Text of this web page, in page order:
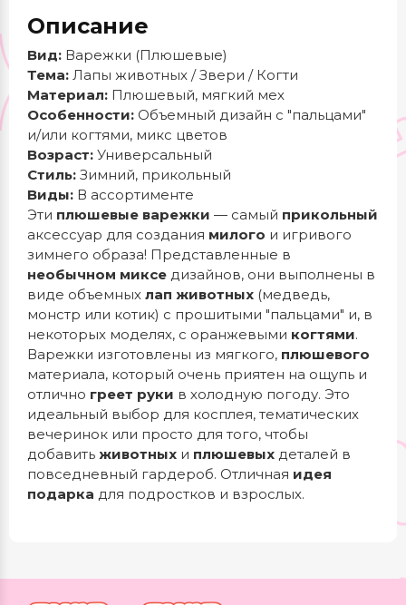
Описание
Вид: Варежки (Плюшевые)
Тема: Лапы животных / Звери / Когти
Материал: Плюшевый, мягкий мех
Особенности: Объемный дизайн с "пальцами"
и/или когтями, микс цветов
Возраст: Универсальный
Стиль: Зимний, прикольный
Виды: В ассортименте
Эти плюшевые варежки — самый прикольный
аксессуар для создания милого и игривого
зимнего образа! Представленные в
необычном миксе дизайнов, они выполнены в
виде объемных лап животных (медведь,
монстр или котик) с прошитыми "пальцами" и, в
некоторых моделях, с оранжевыми когтями.
Варежки изготовлены из мягкого, плюшевого
материала, который очень приятен на ощупь и
отлично греет руки в холодную погоду. Это
идеальный выбор для косплея, тематических
вечеринок или просто для того, чтобы
добавить животных и плюшевых деталей в
повседневный гардероб. Отличная идея
подарка для подростков и взрослых.